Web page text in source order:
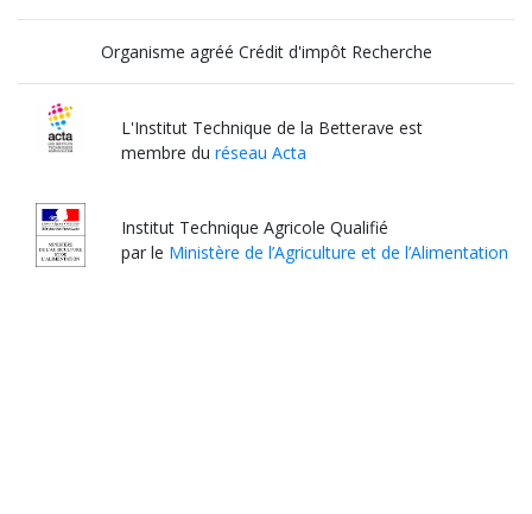
Organisme agréé Crédit d'impôt Recherche
L'Institut Technique de la Betterave est
membre duréseau Acta
Institut Technique Agricole Qualifié
par le Ministère de l’Agriculture et de l’Alimentation